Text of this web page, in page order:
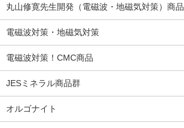
丸山修寛先生開発（電磁波・地磁気対策）商品
電磁波対策・地磁気対策
電磁波対策！CMC商品
JESミネラル商品群
オルゴナイト